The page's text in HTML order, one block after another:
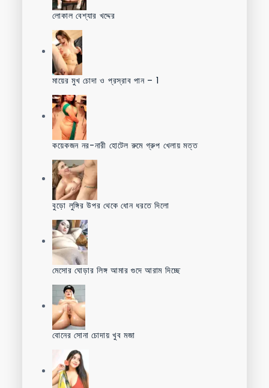
লোকাল বেশ্যার খদ্দের
মায়ের মুখ চোদা ও প্রস্রাব পান – 1
কয়েকজন নর-নারী হোটেল রুমে গ্রুপ খেলায় মত্ত
বুড়ো লুঙ্গির উপর থেকে ধোন ধরতে দিলো
মেসোর ঘোড়ার লিঙ্গ আমার গুদে আরাম দিচ্ছে
বোনের সোনা চোদায় খুব মজা